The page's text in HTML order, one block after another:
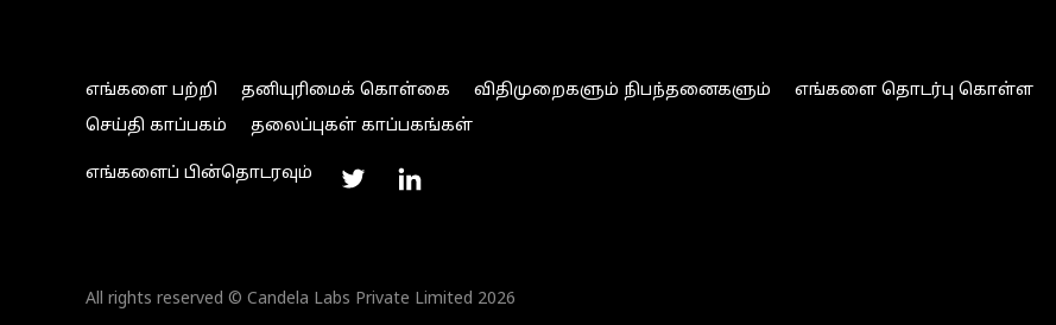
எங்களை பற்றி தனியுரிமைக் கொள்கை விதிமுறைகளும் நிபந்தனைகளும் எங்களை தொடர்பு கொள்ள
செய்தி காப்பகம்
தலைப்புகள் காப்பகங்கள்
எங்களைப் பின்தொடரவும்
All rights reserved © Candela Labs Private Limited 2026